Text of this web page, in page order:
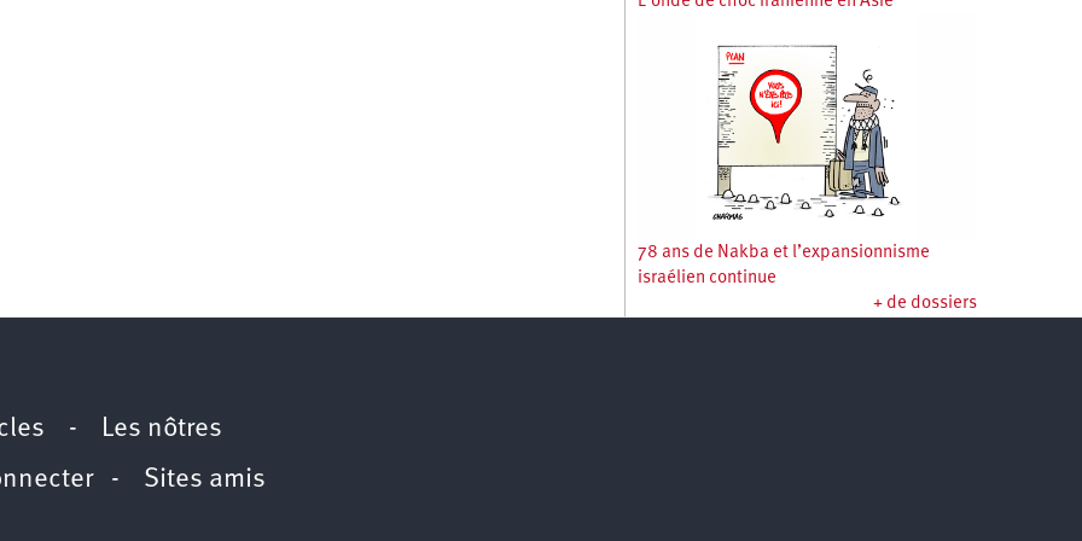
78 ans de Nakba et l’expansionnisme
israélien continue
+ de dossiers
- Les nôtres
- Sites amis